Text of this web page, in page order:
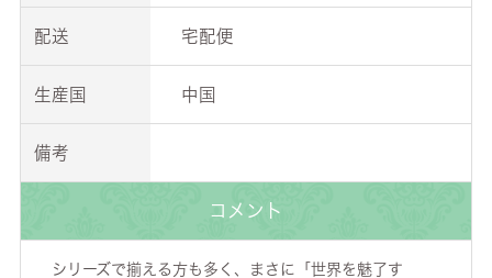
配送 宅配便
生産国 中国
備考
コメント
シリーズで揃える方も多く、まさに「世界を魅了す